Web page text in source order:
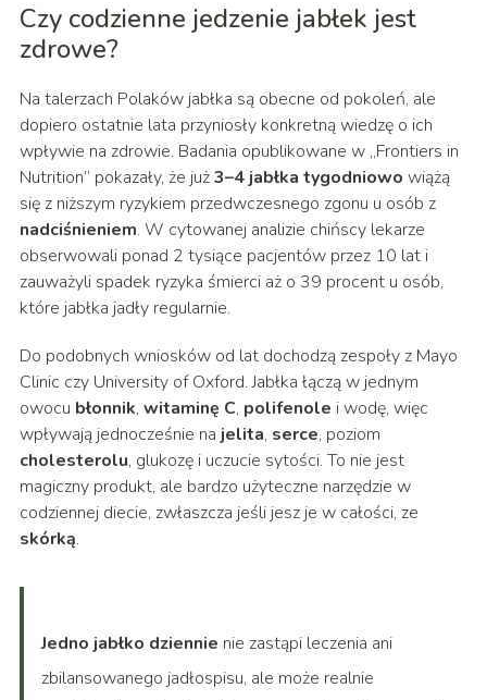
Czy codzienne jedzenie jabłek jest
zdrowe?
Na talerzach Polaków jabłka są obecne od pokoleń, ale
dopiero ostatnie lata przyniosły konkretną wiedzę o ich
wpływie na zdrowie. Badania opublikowane w „Frontiers in
Nutrition” pokazały, że już3–4 jabłka tygodniowo wiążą
się z niższym ryzykiem przedwczesnego zgonu u osób z
nadciśnieniem. W cytowanej analizie chińscy lekarze
obserwowali ponad 2 tysiące pacjentów przez 10 lat i
zauważyli spadek ryzyka śmierci aż o 39 procent u osób,
które jabłka jadły regularnie.
Do podobnych wniosków od lat dochodzą zespoły z Mayo
Clinic czy University of Oxford. Jabłka łączą w jednym
owocu błonnik, witaminę C, polifenole i wodę, więc
wpływają jednocześnie na jelita, serce, poziom
cholesterolu, glukozę i uczucie sytości. To nie jest
magiczny produkt, ale bardzo użyteczne narzędzie w
codziennej diecie, zwłaszcza jeśli jesz je w całości, ze
skórką.
Jedno jabłko dziennie nie zastąpi leczenia ani
zbilansowanego jadłospisu, ale może realnie